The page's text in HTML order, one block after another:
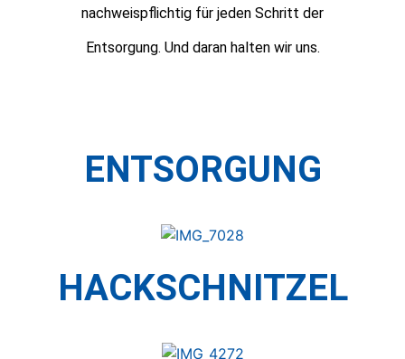
nachweispflichtig für jeden Schritt der
Entsorgung. Und daran halten wir uns.
ENTSORGUNG
HACKSCHNITZEL